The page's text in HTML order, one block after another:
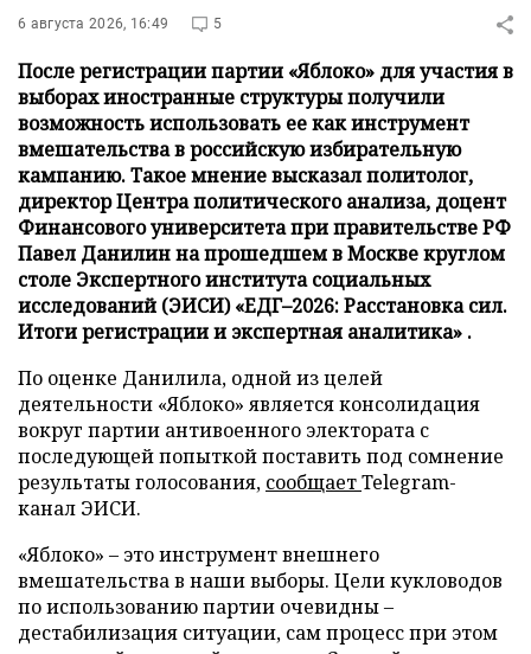
6 августа 2026, 16:49 5
После регистрации партии «Яблоко» для участия в
выборах иностранные структуры получили
возможность использовать ее как инструмент
вмешательства в российскую избирательную
кампанию. Такое мнение высказал политолог,
директор Центра политического анализа, доцент
Финансового университета при правительстве РФ
Павел Данилин на прошедшем в Москве круглом
столе Экспертного института социальных
исследований (ЭИСИ) «ЕДГ–2026: Расстановка сил.
Итоги регистрации и экспертная аналитика» .
По оценке Данилила, одной из целей
деятельности «Яблоко» является консолидация
вокруг партии антивоенного электората с
последующей попыткой поставить под сомнение
результаты голосования, сообщаетTelegram-
канал ЭИСИ.
«Яблоко» – это инструмент внешнего
вмешательства в наши выборы. Цели кукловодов
по использованию партии очевидны –
дестабилизация ситуации, сам процесс при этом